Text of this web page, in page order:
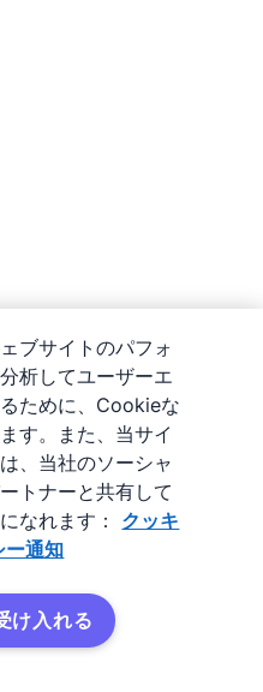
売管理システム（CRM）
ブサイトのパフォ
析してユーザーエ
ために、Cookieな
す。また、当サイ
、当社のソーシャ
トナーと共有して
なれます：
クッキ
ー通知
け入れる